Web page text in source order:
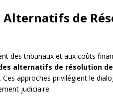
Alternatifs de
des tribunaux et aux coûts
alternatifs de résolution
approches privilégient le
judiciaire.